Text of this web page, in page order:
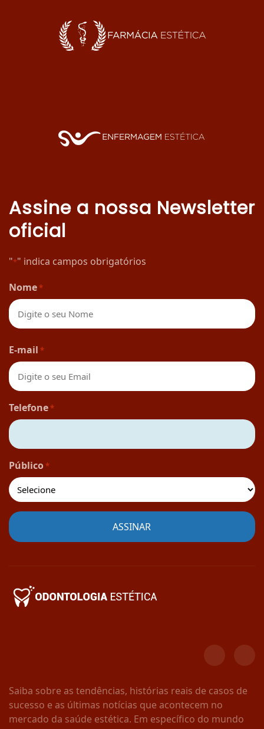
Assine a nossa Newsletter
oficial
"*" indica campos obrigatórios
Nome*
E-mail *
Telefone*
Público*
Saiba sobre as tendências, histórias reais de casos de
sucesso e as últimas notícias que acontecem no
mercado da saúde estética. Em específico do mundo